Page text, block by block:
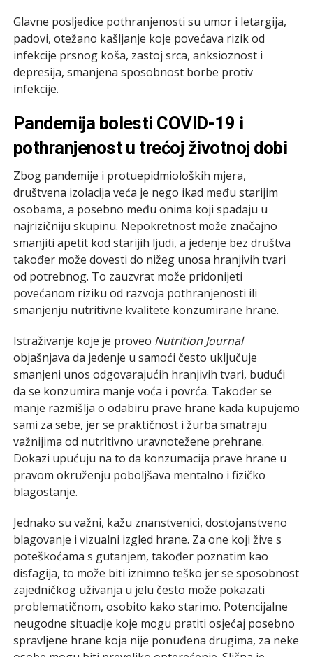
Glavne posljedice pothranjenosti su umor i letargija,
padovi, otežano kašljanje koje povećava rizik od
infekcije prsnog koša, zastoj srca, anksioznost i
depresija, smanjena sposobnost borbe protiv
infekcije.
Pandemija bolesti COVID-19 i
pothranjenost u trećoj životnoj dobi
Zbog pandemije i protuepidmioloških mjera,
društvena izolacija veća je nego ikad među starijim
osobama, a posebno među onima koji spadaju u
najrizičniju skupinu. Nepokretnost može značajno
smanjiti apetit kod starijih ljudi, a jedenje bez društva
također može dovesti do nižeg unosa hranjivih tvari
od potrebnog. To zauzvrat može pridonijeti
povećanom riziku od razvoja pothranjenosti ili
smanjenju nutritivne kvalitete konzumirane hrane.
Istraživanje koje je proveo Nutrition Journal
objašnjava da jedenje u samoći često uključuje
smanjeni unos odgovarajućih hranjivih tvari, budući
da se konzumira manje voća i povrća. Također se
manje razmišlja o odabiru prave hrane kada kupujemo
sami za sebe, jer se praktičnost i žurba smatraju
važnijima od nutritivno uravnotežene prehrane.
Dokazi upućuju na to da konzumacija prave hrane u
pravom okruženju poboljšava mentalno i fizičko
blagostanje.
Jednako su važni, kažu znanstvenici, dostojanstveno
blagovanje i vizualni izgled hrane. Za one koji žive s
poteškoćama s gutanjem, također poznatim kao
disfagija, to može biti iznimno teško jer se sposobnost
zajedničkog uživanja u jelu često može pokazati
problematičnom, osobito kako starimo. Potencijalne
neugodne situacije koje mogu pratiti osjećaj posebno
spravljene hrane koja nije ponuđena drugima, za neke